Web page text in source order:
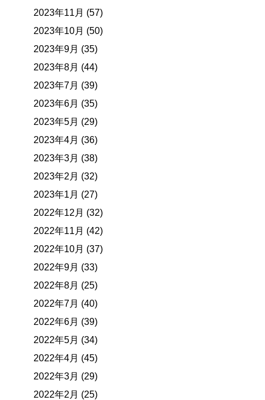
2023年11月 (57)
2023年10月 (50)
2023年9月 (35)
2023年8月 (44)
2023年7月 (39)
2023年6月 (35)
2023年5月 (29)
2023年4月 (36)
2023年3月 (38)
2023年2月 (32)
2023年1月 (27)
2022年12月 (32)
2022年11月 (42)
2022年10月 (37)
2022年9月 (33)
2022年8月 (25)
2022年7月 (40)
2022年6月 (39)
2022年5月 (34)
2022年4月 (45)
2022年3月 (29)
2022年2月 (25)